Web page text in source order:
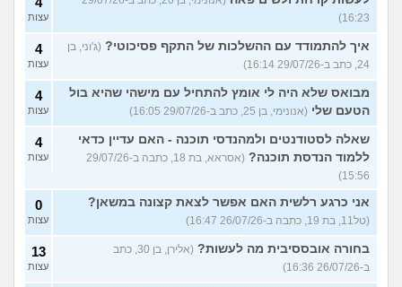
16:23)
עצות
איך להתמודד עם ההשלכות של התקף פסיכוטי? (ג'וני, בן
24, כתב ב-29/07/26 16:14)
4
עצות
מבואס שלא היה לי אומץ להתחיל עם מישהי שהיא בול
הטעם שלי (אנונימי, בן 25, כתב ב-29/07/26 16:05)
4
עצות
שאלה לסטודנטים ולמהנדסי תוכנה - האם עדיין כדאי
ללמוד הנדסת תוכנה?
(אסראא, בת 18, כתבה ב-29/07/26
15:56)
4
עצות
אני כרגע רלשית האם אפשר לצאת קצונה במשאן?
(טל11, בת 19, כתבה ב-26/07/26 16:47)
0
עצות
בחורה אובססיבית מה לעשות?
(אלירן, בן 30, כתב
ב-26/07/26 16:36)
13
עצות